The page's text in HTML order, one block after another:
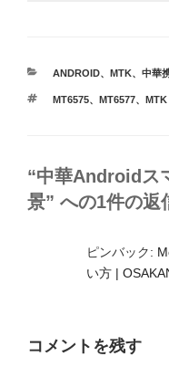
カ
ゴ
ANDROID、 MTK、 中華
タ
MT6575、 MT6577、 MTK
“中華Androidス
景” への1件の返
ピンバック:
い方 |
コメントを残す